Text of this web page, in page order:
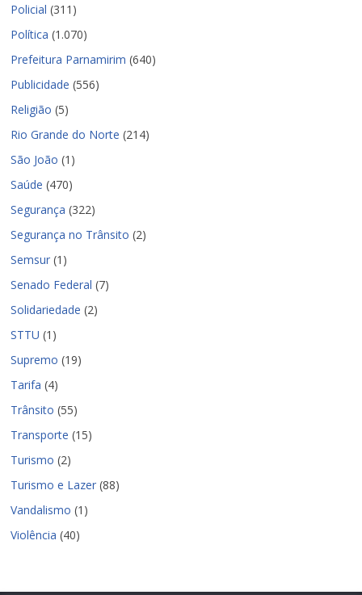
Policial (311)
Política (1.070)
Prefeitura Parnamirim (640)
Publicidade (556)
Religião (5)
Rio Grande do Norte (214)
São João (1)
Saúde (470)
Segurança (322)
Segurança no Trânsito (2)
Semsur (1)
Senado Federal (7)
Solidariedade (2)
STTU (1)
Supremo (19)
Tarifa (4)
Trânsito (55)
Transporte (15)
Turismo (2)
Turismo e Lazer (88)
Vandalismo (1)
Violência (40)